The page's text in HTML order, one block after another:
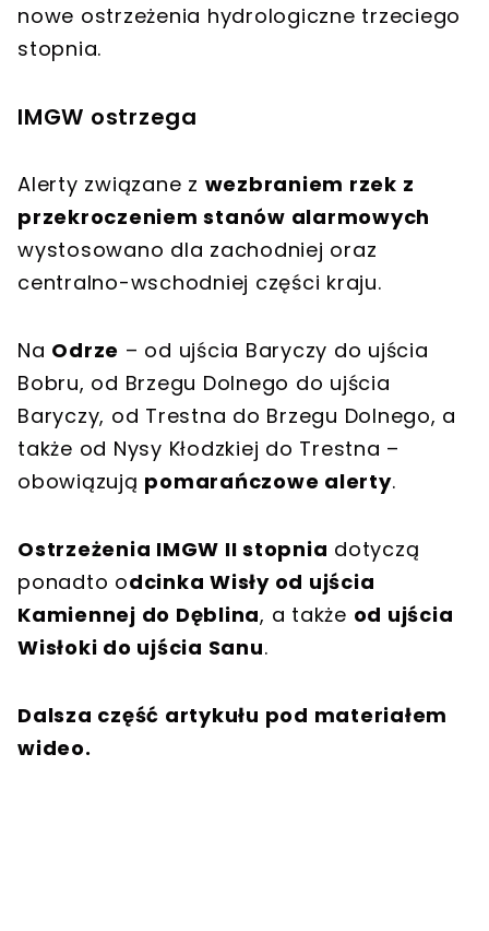
nowe ostrzeżenia hydrologiczne trzeciego
stopnia.
IMGW ostrzega
Alerty związane z wezbraniem rzek z
przekroczeniem stanów alarmowych
wystosowano dla zachodniej oraz
centralno-wschodniej części kraju.
Na Odrze – od ujścia Baryczy do ujścia
Bobru, od Brzegu Dolnego do ujścia
Baryczy, od Trestna do Brzegu Dolnego, a
także od Nysy Kłodzkiej do Trestna –
obowiązują pomarańczowe alerty.
Ostrzeżenia IMGW II stopnia dotyczą
ponadto odcinka Wisły od ujścia
Kamiennej do Dęblina, a także od ujścia
Wisłoki do ujścia Sanu.
Dalsza część artykułu pod materiałem
wideo.